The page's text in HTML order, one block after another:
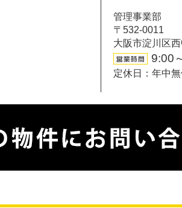
管理事業部
〒532-0011
大阪市淀川区
9:00
定休日：年中